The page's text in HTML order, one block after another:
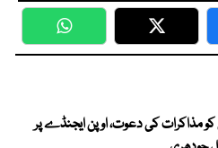
WhatsApp Twitter
کو مذاکرات کی دعوت، اوپن ایجنڈے پر